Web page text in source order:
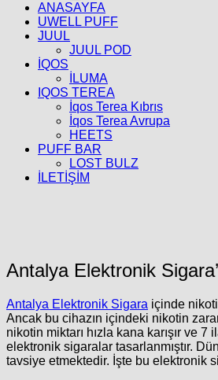
ANASAYFA
UWELL PUFF
JUUL
JUUL POD
İQOS
İLUMA
IQOS TEREA
İqos Terea Kıbrıs
İqos Terea Avrupa
HEETS
PUFF BAR
LOST BULZ
İLETİŞİM
Antalya Elektronik
Antalya Elektronik Sigara içinde
Ancak bu cihazın içindeki nikotin
nikotin miktarı hızla kana karışır ve
elektronik sigaralar tasarlanmıştır.
tavsiye etmektedir. İşte bu elektronik